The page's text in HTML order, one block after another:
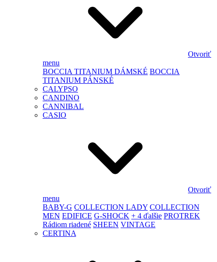
Otvoriť
menu
BOCCIA TITANIUM DÁMSKÉ BOCCIA
TITANIUM PÁNSKÉ
CALYPSO
CANDINO
CANNIBAL
CASIO
Otvoriť
menu
BABY-G COLLECTION LADY COLLECTION
MEN EDIFICE G-SHOCK + 4 ďalšie PROTREK
Rádiom riadené SHEEN VINTAGE
CERTINA